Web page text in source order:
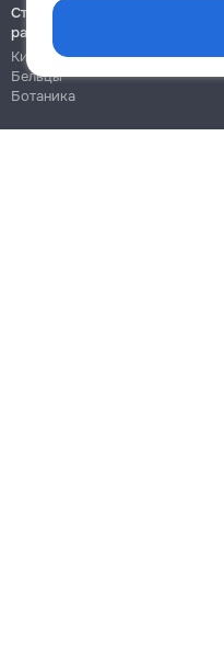
Строительно-монтажные
работы
Кишинёв
Бельцы
Ботаника